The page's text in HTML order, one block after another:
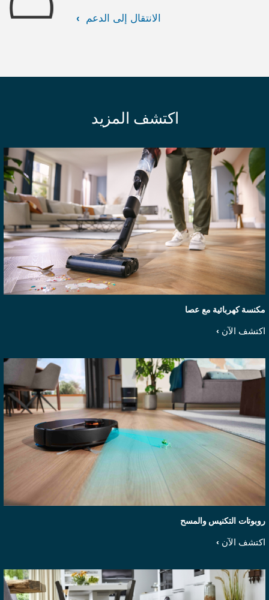
الانتقال إلى الدعم
اكتشف المزيد
كهربائية مع عصا
الآن
التكنيس والمسح
الآن